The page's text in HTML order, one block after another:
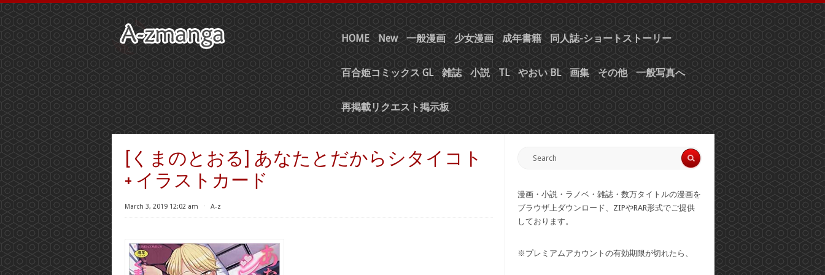
HOME New 一般漫画 少女漫画 成年書籍 同人誌-ショートストーリー
百合姫コミックス GL 雑誌 小説 TL やおい BL 画集 その他 一般写真へ
再掲載リクエスト掲示板
[くまのとおる] あなたとだからシタイコト
+ イラストカード
March 3, 2019 12:02 am ⋅ A-z
漫画・小説・ラノベ・雑誌・数万タイトルの漫画を
ブラウザ上ダウンロード、ZIPやRAR形式でご提供
しております。
※プレミアムアカウントの有効期限が切れたら、